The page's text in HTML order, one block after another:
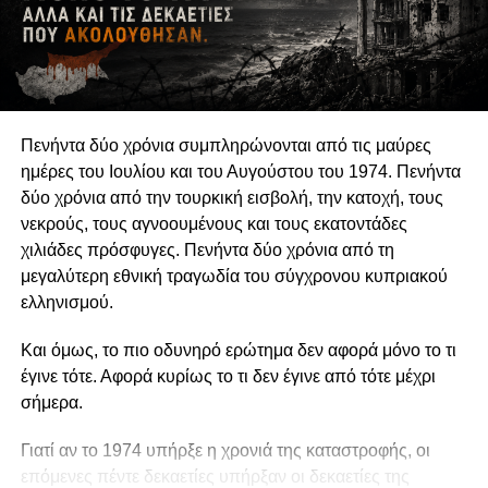
υπερασπίζονται δικαιώματα και να συμβάλλουν στη
διαμόρφωση δημόσιων πολιτικών συνδέεται άμεσα με τη
διατήρηση της οργανωτικής και πνευματικής τους
αυτονομίας.
Η αυτονομία αυτή δεν συνεπάγεται πολιτική
ουδετερότητα. Μια οργάνωση μπορεί θεμιτά να
υποστηρίζει περιβαλλοντικές πολιτικές, κοινωνικά
δικαιώματα, θεσμικές μεταρρυθμίσεις ή συγκεκριμένες
νομοθετικές παρεμβάσεις. Μπορεί επίσης να ασκεί κριτική
στην κυβέρνηση, να συνεργάζεται με αιρετούς
εκπροσώπους ή να συμμετέχει σε διαδικασίες δημόσιας
ανοικτή, συμπεριληπτική και αποτελεσματική συμμετοχή
της κοινωνίας των πολιτών ως συστατικό στοιχείο της
δημοκρατικής διακυβέρνησης. Η πολιτική
δραστηριοποίηση, επομένως, δεν αναιρεί την ανεξαρτησία
μιας οργάνωσης, εφόσον είναι διαφανής, συμβατή με τον
Πενήντα δύο χρόνια συμπληρώνονται από τις μαύρες
ημέρες του Ιουλίου και του Αυγούστου του 1974. Πενήντα
δύο χρόνια από την τουρκική εισβολή, την κατοχή, τους
νεκρούς, τους αγνοουμένους και τους εκατοντάδες
χιλιάδες πρόσφυγες. Πενήντα δύο χρόνια από τη
μεγαλύτερη εθνική τραγωδία του σύγχρονου κυπριακού
ελληνισμού.
Και όμως, το πιο οδυνηρό ερώτημα δεν αφορά μόνο το τι
έγινε τότε. Αφορά κυρίως το τι δεν έγινε από τότε μέχρι
σήμερα.
Γιατί αν το 1974 υπήρξε η χρονιά της καταστροφής, οι
επόμενες πέντε δεκαετίες υπήρξαν οι δεκαετίες της